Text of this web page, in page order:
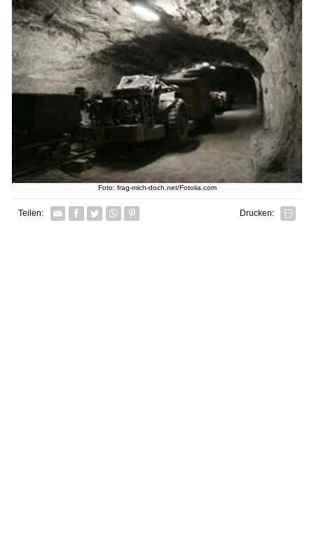
Foto: frag-mich-doch.net/Fotolia.com
Teilen: Facebook
TwitterWhatsapp senden
Pin it Drucken: